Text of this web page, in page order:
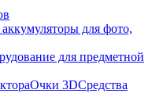
для фото,
для предметной
Очки 3DСредства